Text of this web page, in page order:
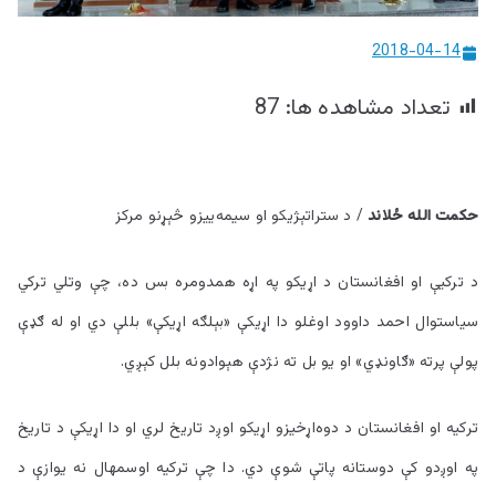
ییزو څېړنو
مرکز
2018-04-14
تعداد مشاهده ها: 87
حکمت الله ځلاند / د ستراتېژيکو او سيمه‌ييزو څېړنو مرکز
د ترکيې او افغانستان د اړيکو په اړه همدومره بس ده، چې وتلي ترکي
سياستوال احمد داوود اوغلو دا اړيکې «بېلګه اړيکې» بللې دي او له ګډې
پولې پرته «ګاونډي» او يو بل ته نژدې هېوادونه بلل کېږي.
ترکيه او افغانستان د دوه‌اړخيزو اړيکو اوږد تاريخ لري او دا اړيکې د تاريخ
په اوږدو کې دوستانه پاتې شوې دي. دا چې ترکيه اوسمهال نه يوازې د